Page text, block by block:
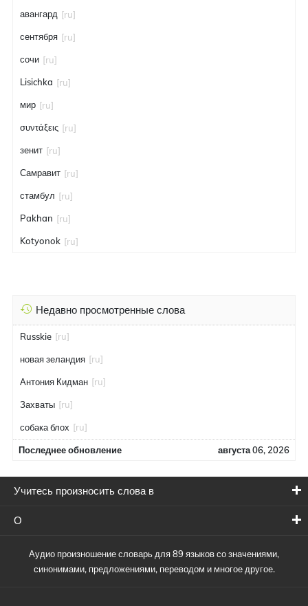
авангард [ru]
сентября [ru]
сочи [ru]
Lisichka [ru]
мир [ru]
συντάξεις [ru]
зенит [ru]
Самравит [ru]
стамбул [ru]
Pakhan [ru]
Kotyonok [ru]
Недавно просмотренные слова
Russkie [ru]
новая зеландия [ru]
Антония Кидман [ru]
Захваты [ru]
собака блох [ru]
Последнее обновление августа 06, 2026
Учитесь произносить слова в
О
Аудио произношение словарь для 89 языков со значениями,
синонимами, предложениями, переводом и многое другое.